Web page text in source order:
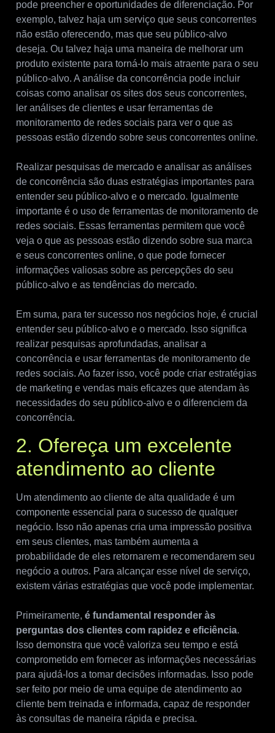
pode preencher e oportunidades de diferenciação. Por
exemplo, talvez haja um serviço que seus concorrentes
não estão oferecendo, mas que seu público-alvo
deseja. Ou talvez haja uma maneira de melhorar um
produto existente para torná-lo mais atraente para o seu
público-alvo. A análise da concorrência pode incluir
coisas como analisar os sites dos seus concorrentes,
ler análises de clientes e usar ferramentas de
monitoramento de redes sociais para ver o que as
pessoas estão dizendo sobre seus concorrentes online.
Realizar pesquisas de mercado e analisar as análises
de concorrência são duas estratégias importantes para
entender seu público-alvo e o mercado. Igualmente
importante é o uso de ferramentas de monitoramento de
redes sociais. Essas ferramentas permitem que você
veja o que as pessoas estão dizendo sobre sua marca
e seus concorrentes online, o que pode fornecer
informações valiosas sobre as percepções do seu
público-alvo e as tendências do mercado.
Em suma, para ter sucesso nos negócios hoje, é crucial
entender seu público-alvo e o mercado. Isso significa
realizar pesquisas aprofundadas, analisar a
concorrência e usar ferramentas de monitoramento de
redes sociais. Ao fazer isso, você pode criar estratégias
de marketing e vendas mais eficazes que atendam às
necessidades do seu público-alvo e o diferenciem da
concorrência.
2. Ofereça um excelente
atendimento ao cliente
Um atendimento ao cliente de alta qualidade é um
componente essencial para o sucesso de qualquer
negócio. Isso não apenas cria uma impressão positiva
em seus clientes, mas também aumenta a
probabilidade de eles retornarem e recomendarem seu
negócio a outros. Para alcançar esse nível de serviço,
existem várias estratégias que você pode implementar.
Primeiramente, é fundamental responder às
perguntas dos clientes com rapidez e eficiência.
Isso demonstra que você valoriza seu tempo e está
comprometido em fornecer as informações necessárias
para ajudá-los a tomar decisões informadas. Isso pode
ser feito por meio de uma equipe de atendimento ao
cliente bem treinada e informada, capaz de responder
às consultas de maneira rápida e precisa.